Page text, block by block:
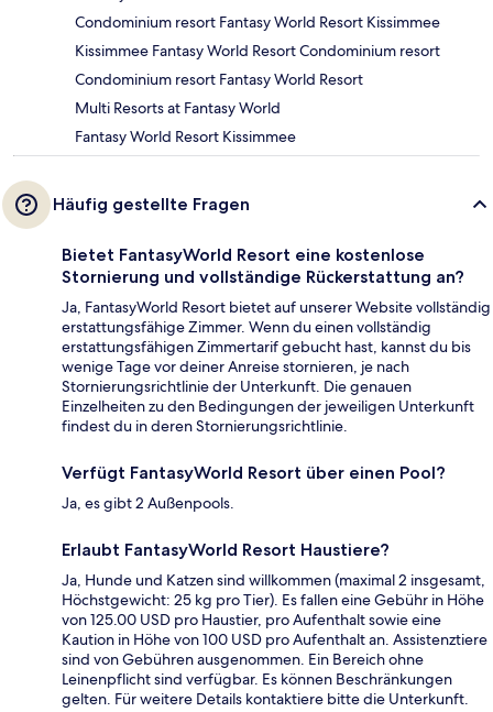
Condominium resort Fantasy World Resort Kissimmee
Kissimmee Fantasy World Resort Condominium resort
Condominium resort Fantasy World Resort
Multi Resorts at Fantasy World
Fantasy World Resort Kissimmee
Häufig gestellte Fragen
Bietet FantasyWorld Resort eine kostenlose
Stornierung und vollständige Rückerstattung an?
Ja, FantasyWorld Resort bietet auf unserer Website vollständig
erstattungsfähige Zimmer. Wenn du einen vollständig
erstattungsfähigen Zimmertarif gebucht hast, kannst du bis
wenige Tage vor deiner Anreise stornieren, je nach
Stornierungsrichtlinie der Unterkunft. Die genauen
Einzelheiten zu den Bedingungen der jeweiligen Unterkunft
findest du in deren Stornierungsrichtlinie.
Verfügt FantasyWorld Resort über einen Pool?
Ja, es gibt 2 Außenpools.
Erlaubt FantasyWorld Resort Haustiere?
Ja, Hunde und Katzen sind willkommen (maximal 2 insgesamt,
Höchstgewicht: 25 kg pro Tier). Es fallen eine Gebühr in Höhe
von 125.00 USD pro Haustier, pro Aufenthalt sowie eine
Kaution in Höhe von 100 USD pro Aufenthalt an. Assistenztiere
sind von Gebühren ausgenommen. Ein Bereich ohne
Leinenpflicht sind verfügbar. Es können Beschränkungen
gelten. Für weitere Details kontaktiere bitte die Unterkunft.